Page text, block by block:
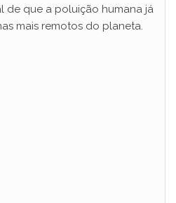
de que a poluição humana já
mais remotos do planeta.